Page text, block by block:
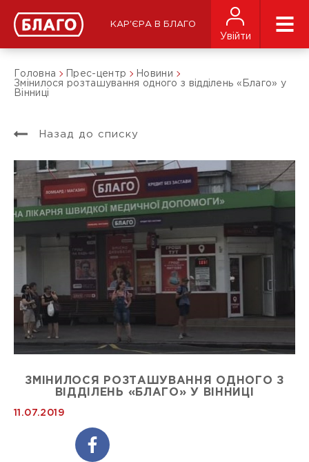
КАР'ЄРА В БЛАГО
Увійти
Головна Прес-центр
Новини
Змінилося розташування одного з відділень «Благо» у
Вінниці
Назад до списку
ЗМІНИЛОСЯ РОЗТАШУВАННЯ ОДНОГО З
ВІДДІЛЕНЬ «БЛАГО» У ВІННИЦІ
11.07.2019